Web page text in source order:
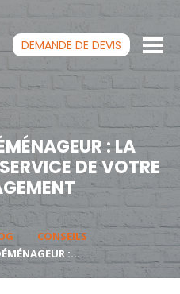
DEMANDE DE DEVIS
: LA
DE VOTRE
CONSEILS
:...